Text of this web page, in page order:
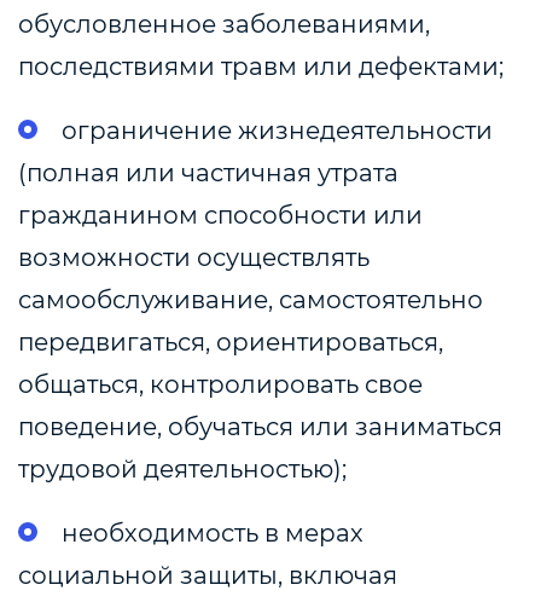
обусловленное заболеваниями,
последствиями травм или дефектами;
ограничение жизнедеятельности
(полная или частичная утрата
гражданином способности или
возможности осуществлять
самообслуживание, самостоятельно
передвигаться, ориентироваться,
общаться, контролировать свое
поведение, обучаться или заниматься
трудовой деятельностью);
необходимость в мерах
социальной защиты, включая